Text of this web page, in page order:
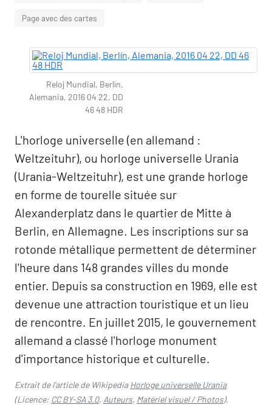
Page avec des cartes
Reloj Mundial, Berlín,
Alemania, 2016 04 22, DD
46 48 HDR
L'horloge universelle (en allemand :
Weltzeituhr), ou horloge universelle Urania
(Urania-Weltzeituhr), est une grande horloge
en forme de tourelle située sur
Alexanderplatz dans le quartier de Mitte à
Berlin, en Allemagne. Les inscriptions sur sa
rotonde métallique permettent de déterminer
l'heure dans 148 grandes villes du monde
entier. Depuis sa construction en 1969, elle est
devenue une attraction touristique et un lieu
de rencontre. En juillet 2015, le gouvernement
allemand a classé l'horloge monument
d'importance historique et culturelle.
Extrait de l'article de WikipediaHorloge universelle Urania
(Licence: CC BY-SA 3.0, Auteurs, Matériel visuel / Photos).